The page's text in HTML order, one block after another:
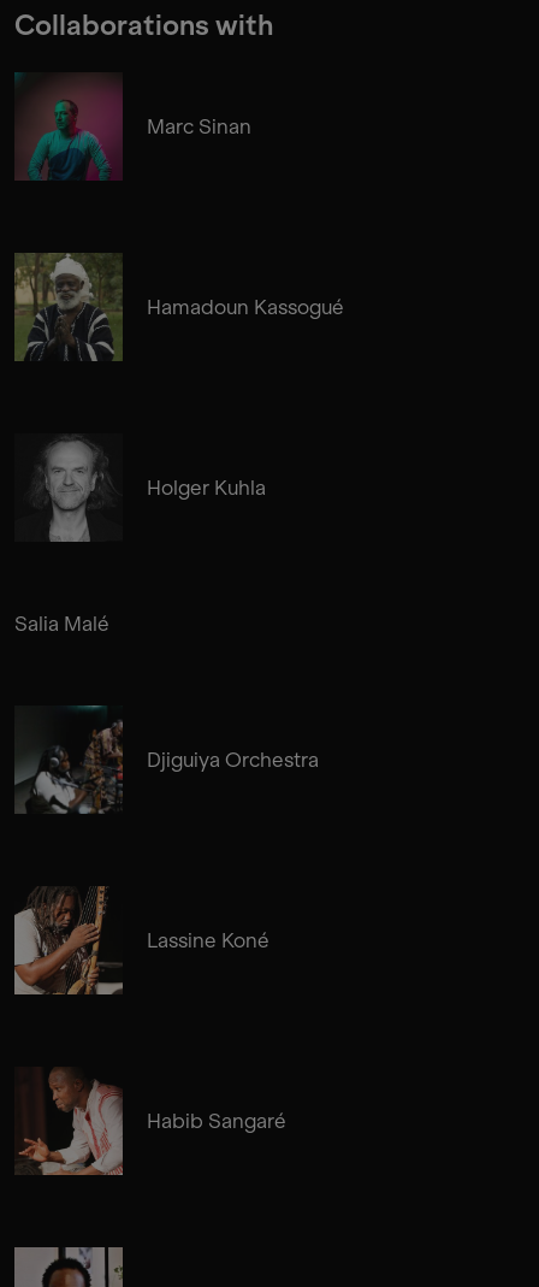
Collaborations with
Marc Sinan
Hamadoun Kassogué
Holger Kuhla
Salia Malé
Djiguiya Orchestra
Lassine Koné
Habib Sangaré